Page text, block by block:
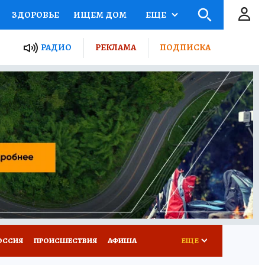
ЗДОРОВЬЕ ИЩЕМ ДОМ
ПРОЕКТЫ РОССИИ
ПУТЕВОДИТЕЛЬ
ТУРИЗМ
ПОТРЕБИТЕЛЯ ВСЕ О КП
ЕЩЕ
РАДИО РЕКЛАМА ПОДПИСКА
ПРОИСШЕСТВИЯ АФИША ЕЩЕ